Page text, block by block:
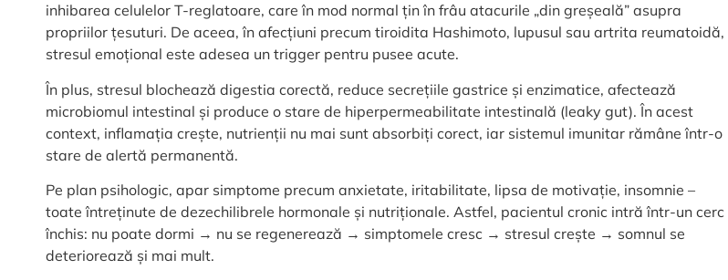
inhibarea celulelor T-reglatoare, care în mod normal țin în frâu atacurile „din greșeală” asupra
propriilor țesuturi. De aceea, în afecțiuni precum tiroidita Hashimoto, lupusul sau artrita reumatoidă,
stresul emoțional este adesea un trigger pentru pusee acute.
În plus, stresul blochează digestia corectă, reduce secrețiile gastrice și enzimatice, afectează
microbiomul intestinal și produce o stare de hiperpermeabilitate intestinală (leaky gut). În acest
context, inflamația crește, nutrienții nu mai sunt absorbiți corect, iar sistemul imunitar rămâne într-o
stare de alertă permanentă.
Pe plan psihologic, apar simptome precum anxietate, iritabilitate, lipsa de motivație, insomnie –
toate întreținute de dezechilibrele hormonale și nutriționale. Astfel, pacientul cronic intră într-un cerc
închis: nu poate dormi → nu se regenerează → simptomele cresc → stresul crește → somnul se
deteriorează și mai mult.